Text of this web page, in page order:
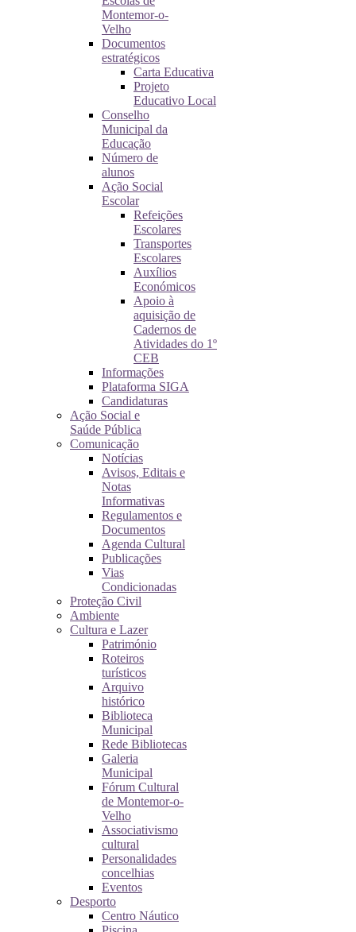
Montemor-o-
Velho
Documentos
estratégicos
Carta Educativa
Projeto
Educativo Local
Conselho
Municipal da
Educação
Número de
alunos
Ação Social
Escolar
Refeições
Escolares
Transportes
Escolares
Auxílios
Económicos
Apoio à
aquisição de
Cadernos de
Atividades do 1º
CEB
Informações
Plataforma SIGA
Candidaturas
Ação Social e
Saúde Pública
Comunicação
Notícias
Avisos, Editais e
Notas
Informativas
Regulamentos e
Documentos
Agenda Cultural
Publicações
Vias
Condicionadas
Proteção Civil
Ambiente
Cultura e Lazer
Património
Roteiros
turísticos
Arquivo
histórico
Biblioteca
Municipal
Rede Bibliotecas
Galeria
Municipal
Fórum Cultural
de Montemor-o-
Velho
Associativismo
cultural
Personalidades
concelhias
Eventos
Desporto
Centro Náutico